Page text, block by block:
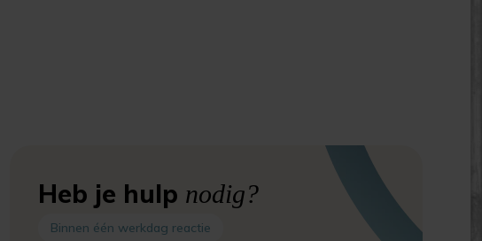
Heb je hulp nodig?
Binnen één werkdag reactie